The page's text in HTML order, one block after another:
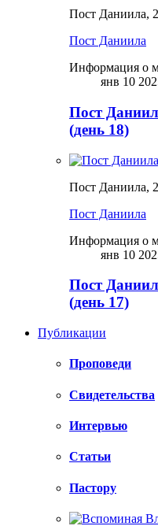
Пост Даниила,
Пост Даниила
Информация о
янв 10
Пост
(день 18)
Пост Даниила,
Пост Даниила
Информация о
янв 10
Пост
(день 17)
Публикации
Проповеди
Свидетельства
Интервью
Статьи
Пастору